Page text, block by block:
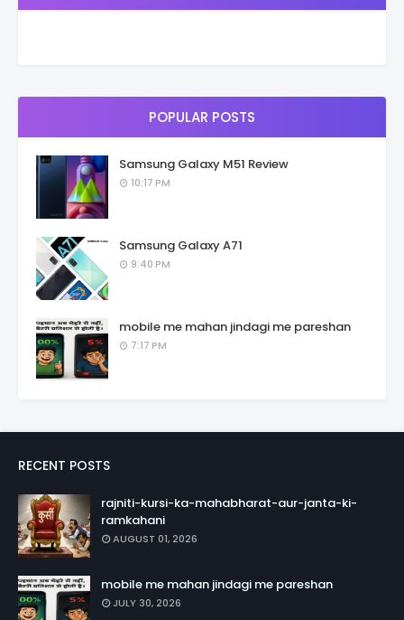
POPULAR POSTS
Samsung Galaxy M51 Review
10:17 PM
Samsung Galaxy A71
9:40 PM
mobile me mahan jindagi me pareshan
7:17 PM
RECENT POSTS
rajniti-kursi-ka-mahabharat-aur-janta-ki-
ramkahani
AUGUST 01, 2026
mobile me mahan jindagi me pareshan
JULY 30, 2026